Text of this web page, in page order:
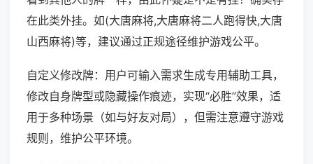
在此类外挂。如(大唐麻将,大唐麻将二人跑得快,大唐
山西麻将)等，建议通过正规途径维护游戏公平。
自定义修改牌：用户可输入需求生成专用辅助工具，
修改自身牌型或隐藏操作痕迹，实现“必胜”效果，适
用于多种场景（如与好友对局），但需注意遵守游戏
规则，维护公平环境。